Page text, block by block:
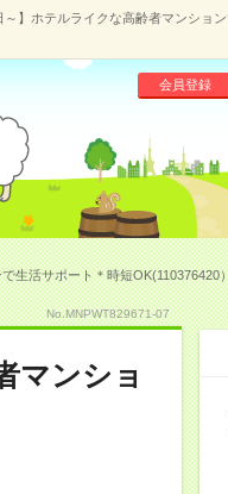
～】ホテルライクな高齢者マンショ
会員登録
生活サポート＊時短OK(110376420
No.MNPWT829671-07
マンショ